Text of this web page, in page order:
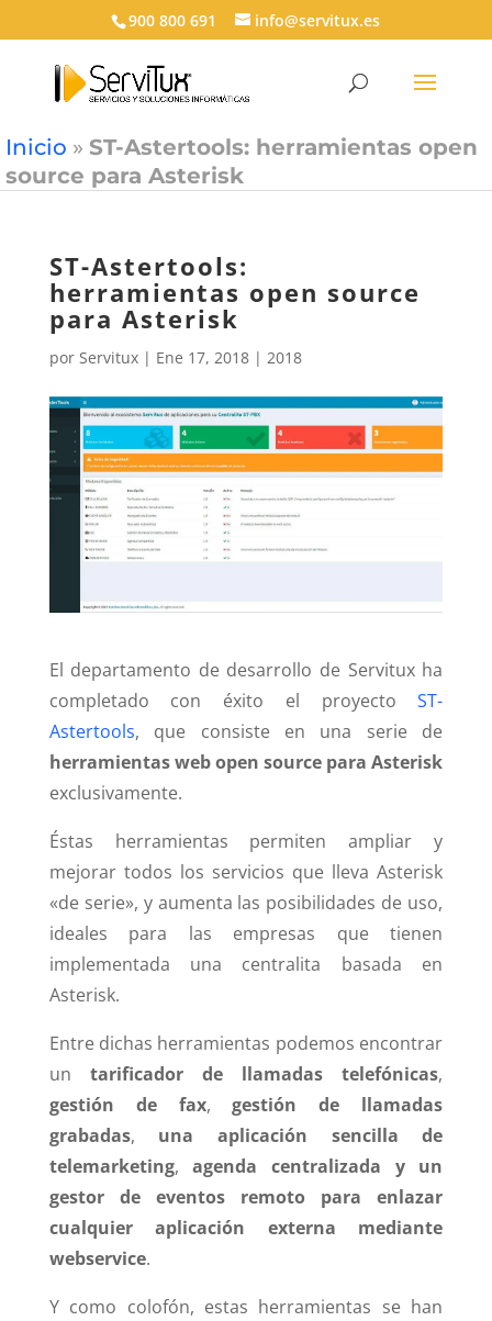
900 800 691 info@servitux.es
Inicio » ST-Astertools: herramientas open
source para Asterisk
ST-Astertools:
herramientas open source
para Asterisk
por Servitux| Ene 17, 2018| 2018
El departamento de desarrollo de Servitux ha
completado con éxito el proyectoST-
Astertools, que consiste en una serie de
herramientas web open source para Asterisk
exclusivamente.
Éstas herramientas permiten ampliar y
mejorar todos los servicios que lleva Asterisk
«de serie», y aumenta las posibilidades de uso,
ideales para las empresas que tienen
implementada una centralita basada en
Asterisk.
Entre dichas herramientas podemos encontrar
un tarificador de llamadas telefónicas,
gestión de fax,gestión de llamadas
grabadas, una aplicación sencilla de
telemarketing,agenda centralizada y un
gestor de eventos remoto para enlazar
cualquier aplicación externa mediante
webservice.
Y como colofón, estas herramientas se han